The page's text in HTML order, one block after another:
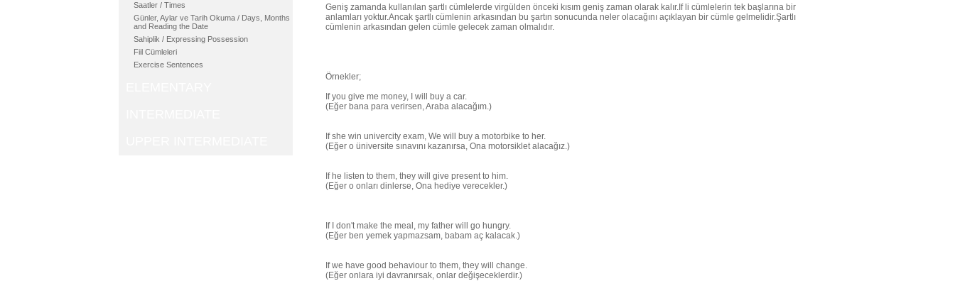
Saatler / Times
Günler, Aylar ve Tarih Okuma / Days, Months
and Reading the Date
Sahiplik / Expressing Possession
Fiil Cümleleri
Exercise Sentences
Geniş zamanda kullanılan şartlı cümlelerde virgülden önceki kısım geniş zaman olarak kalır.If li cümlelerin tek başlarına bir
anlamları yoktur.Ancak şartlı cümlenin arkasından bu şartın sonucunda neler olacağını açıklayan bir cümle gelmelidir.Şartlı
cümlenin arkasından gelen cümle gelecek zaman olmalıdır.
Örnekler;
If you give me money, I will buy a car.
(Eğer bana para verirsen, Araba alacağım.)
If she win univercity exam, We will buy a motorbike to her.
(Eğer o üniversite sınavını kazanırsa, Ona motorsiklet alacağız.)
If he listen to them, they will give present to him.
(Eğer o onları dinlerse, Ona hediye verecekler.)
If I don't make the meal, my father will go hungry.
(Eğer ben yemek yapmazsam, babam aç kalacak.)
If we have good behaviour to them, they will change.
(Eğer onlara iyi davranırsak, onlar değişeceklerdir.)